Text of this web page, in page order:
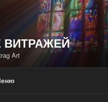
ВИТРАЖЕЙ
Art